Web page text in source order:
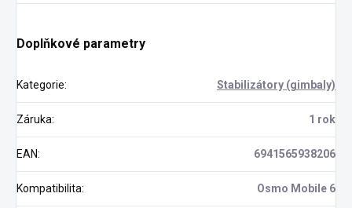
Doplňkové parametry
Kategorie: Stabilizátory (gimbaly)
Záruka: 1 rok
EAN: 6941565938206
Kompatibilita: Osmo Mobile 6